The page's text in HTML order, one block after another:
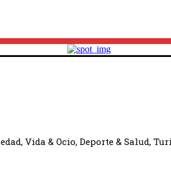
Vida & Ocio, Deporte & Salud,